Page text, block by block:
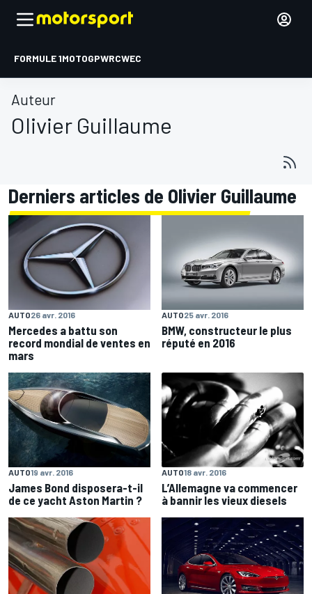
FORMULE 1MOTOGPWRCWEC
Auteur
Olivier Guillaume
Derniers articles de Olivier Guillaume
AUTO26 avr. 2016
Mercedes a battu son
record mondial de ventes en
mars
AUTO25 avr. 2016
BMW, constructeur le plus
réputé en 2016
AUTO19 avr. 2016
James Bond disposera-t-il
de ce yacht Aston Martin ?
AUTO18 avr. 2016
L’Allemagne va commencer
à bannir les vieux diesels